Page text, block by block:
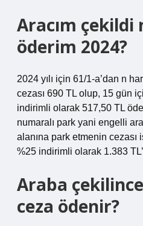
Aracım çekildi
öderim 2024?
2024 yılı için 61/1-a’dan n
cezası 690 TL olup, 15 gün
indirimli olarak 517,50 TL
numaralı park yani engelli
alanına park etmenin
%25 indirimli olarak 1.383
Araba
ceza ödenir?